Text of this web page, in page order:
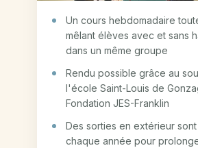
Un cours hebdomadaire
mêlant élèves avec et sans
dans un même groupe
Rendu possible grâce au
l'école Saint-Louis de
Fondation JES-Franklin
Des sorties en extérieur
chaque année pour